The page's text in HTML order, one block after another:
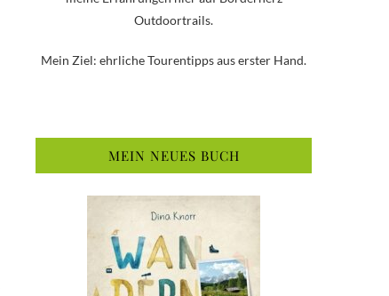
Outdoortrails.
Mein Ziel: ehrliche Tourentipps aus erster Hand.
MEIN NEUES BUCH